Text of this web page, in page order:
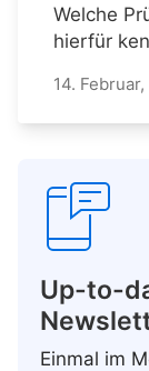
Welche
hierfür
14.
Up-to-
Einmal im